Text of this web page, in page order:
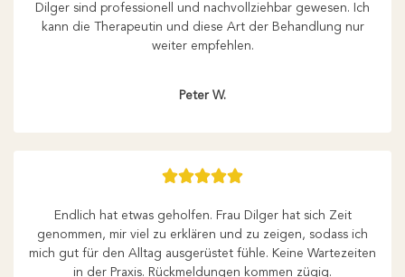
Dilger sind professionell und nachvollziehbar gewesen. Ich
kann die Therapeutin und diese Art der Behandlung nur
weiter empfehlen.
Peter W.

Endlich hat etwas geholfen. Frau Dilger hat sich Zeit
genommen, mir viel zu erklären und zu zeigen, sodass ich
mich gut für den Alltag ausgerüstet fühle. Keine Wartezeiten
in der Praxis. Rückmeldungen kommen zügig.